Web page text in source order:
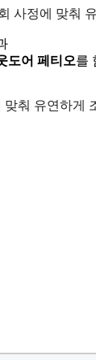
사정에 맞춰
도어 페티오를
맞춰 유연하게